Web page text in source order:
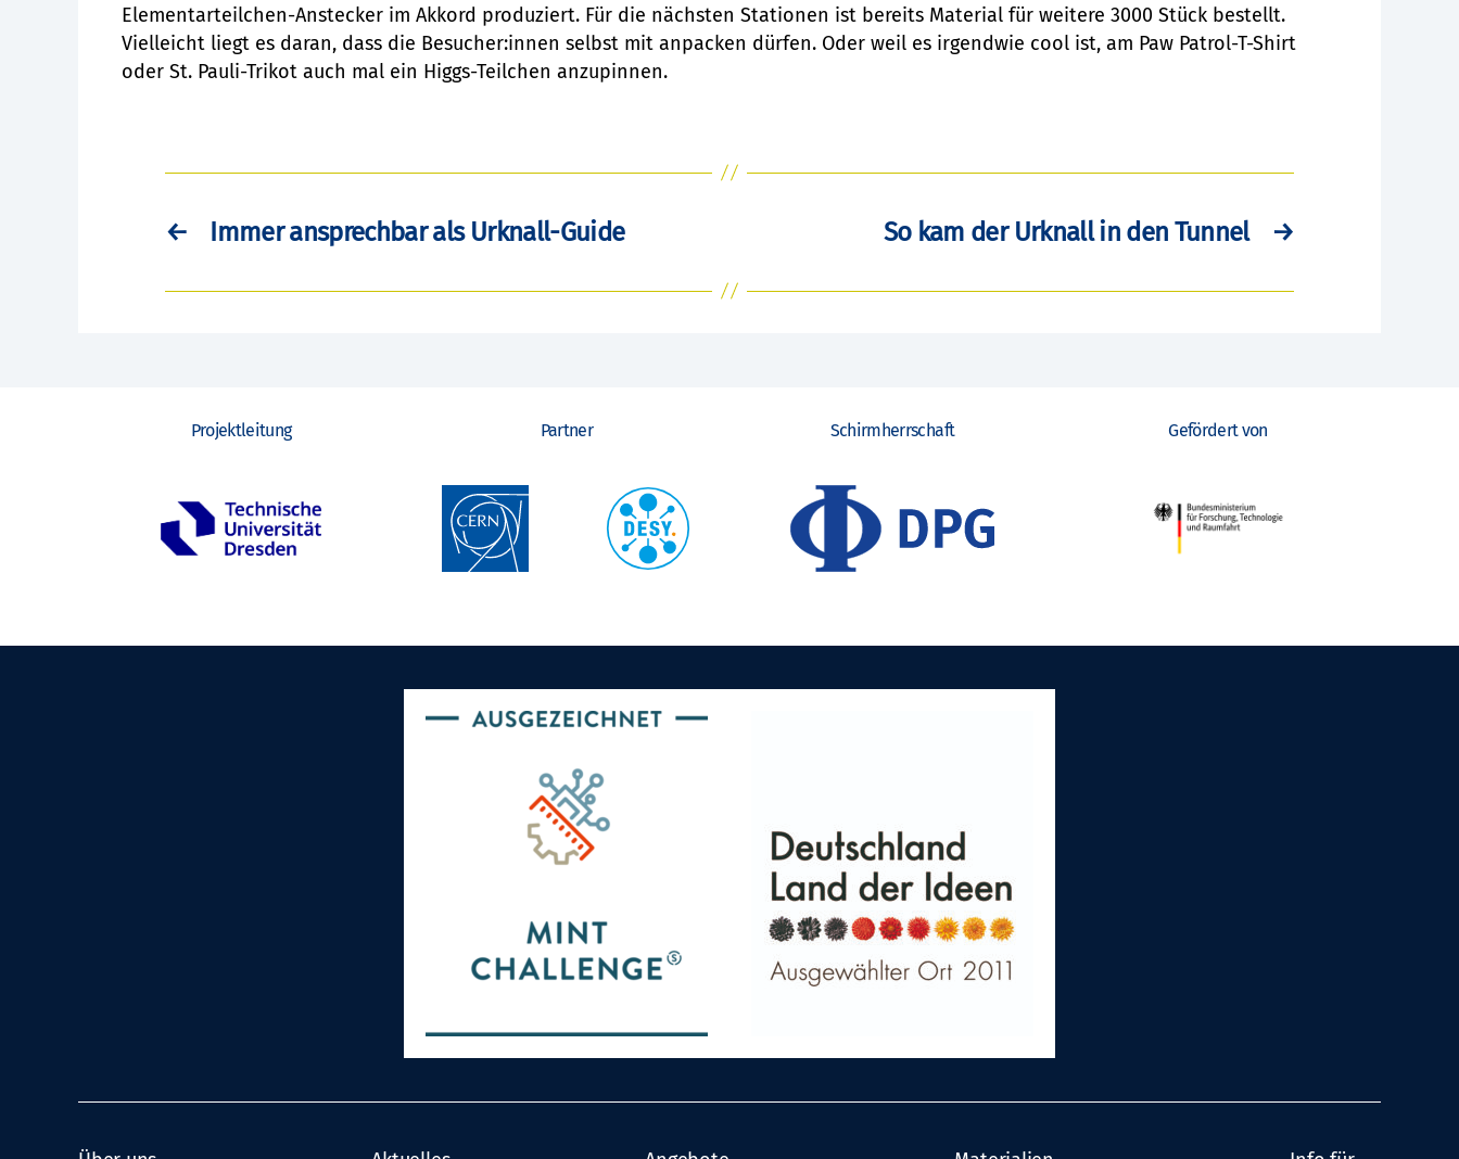
Elementarteilchen-Anstecker im Akkord produziert. Für die nächsten Stationen ist bereits Material für weitere 3000 Stück bestellt.
Vielleicht liegt es daran, dass die Besucher:innen selbst mit anpacken dürfen. Oder weil es irgendwie cool ist, am Paw Patrol-T-Shirt
oder St. Pauli-Trikot auch mal ein Higgs-Teilchen anzupinnen.
← Immer ansprechbar als Urknall-Guide →
So kam der Urknall in den Tunnel
Projektleitung Partner Schirmherrschaft Gefördert von